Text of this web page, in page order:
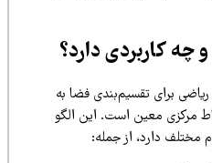
دارد؟
تقسیم‌بندی فضا به
معین است. این الگو
دارد، از جمله: